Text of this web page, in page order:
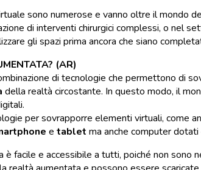
sono numerose e vanno oltre il mondo
di interventi chirurgici complessi, o nel
gli spazi prima ancora che siano
(AR)
di tecnologie che permettono di
della realtà circostante. In questo modo, il
per sovrapporre elementi virtuali, come
e tablet ma anche computer
è facile e accessibile a tutti, poiché non sono